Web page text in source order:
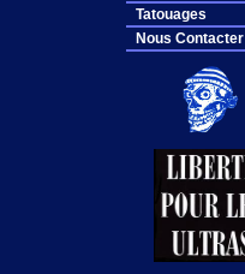
Tatouages
Nous Contacter